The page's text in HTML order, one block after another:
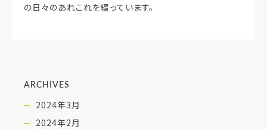
の日々のあれこれを綴っています。
ARCHIVES
2024年3月
2024年2月